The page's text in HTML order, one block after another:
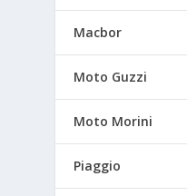
Macbor
Moto Guzzi
Moto Morini
Piaggio